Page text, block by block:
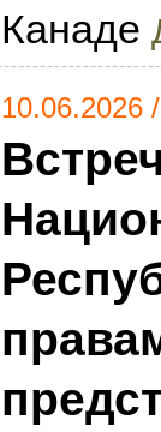
Канаде
10.06.2026 /